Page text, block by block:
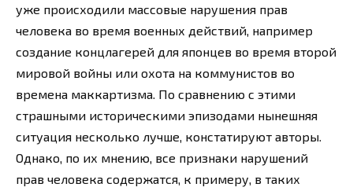
уже происходили массовые нарушения прав
человека во время военных действий, например
создание концлагерей для японцев во время второй
мировой войны или охота на коммунистов во
времена маккартизма. По сравнению с этими
страшными историческими эпизодами нынешняя
ситуация несколько лучше, констатируют авторы.
Однако, по их мнению, все признаки нарушений
прав человека содержатся, к примеру, в таких